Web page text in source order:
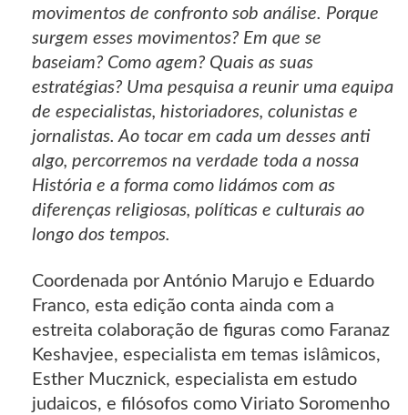
movimentos de confronto sob análise. Porque
surgem esses movimentos? Em que se
baseiam? Como agem? Quais as suas
estratégias? Uma pesquisa a reunir uma equipa
de especialistas, historiadores, colunistas e
jornalistas. Ao tocar em cada um desses anti
algo, percorremos na verdade toda a nossa
História e a forma como lidámos com as
diferenças religiosas, políticas e culturais ao
longo dos tempos.
Coordenada por António Marujo e Eduardo
Franco, esta edição conta ainda com a
estreita colaboração de figuras como Faranaz
Keshavjee, especialista em temas islâmicos,
Esther Mucznick, especialista em estudo
judaicos, e filósofos como Viriato Soromenho